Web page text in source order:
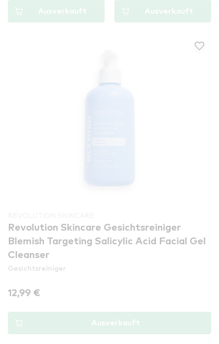
Ausverkauft Ausverkauft
Revolution Skincare Gesichtsreiniger
Blemish Targeting Salicylic Acid Facial Gel
Cleanser
Gesichtsreiniger
12,99 €
Ausverkauft